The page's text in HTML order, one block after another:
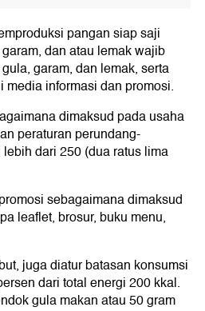
pangan siap saji
dan atau lemak wajib
garam, dan lemak, serta
informasi dan promosi.
dimaksud pada usaha
peraturan perundang-
dari 250 (dua ratus lima
sebagaimana dimaksud
leaflet, brosur, buku menu,
juga diatur batasan konsumsi
dari total energi 200 kkal.
gula makan atau 50 gram